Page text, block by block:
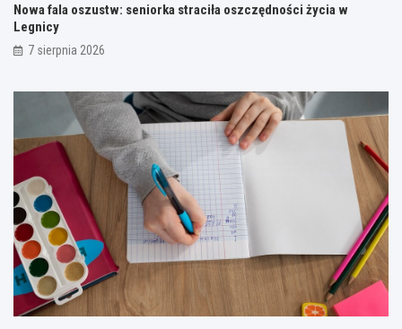
Nowa fala oszustw: seniorka straciła oszczędności życia w
Legnicy
7 sierpnia 2026